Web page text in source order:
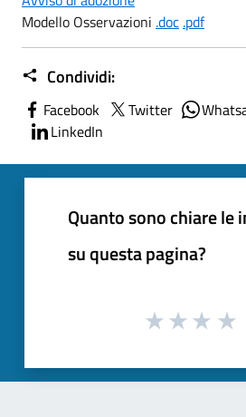
Modello Osservazioni .doc .pdf
Condividi:
Facebook Twitter
LinkedIn
Quanto sono chiare le
su questa pagina?